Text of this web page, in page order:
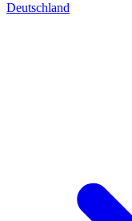
Deutschland